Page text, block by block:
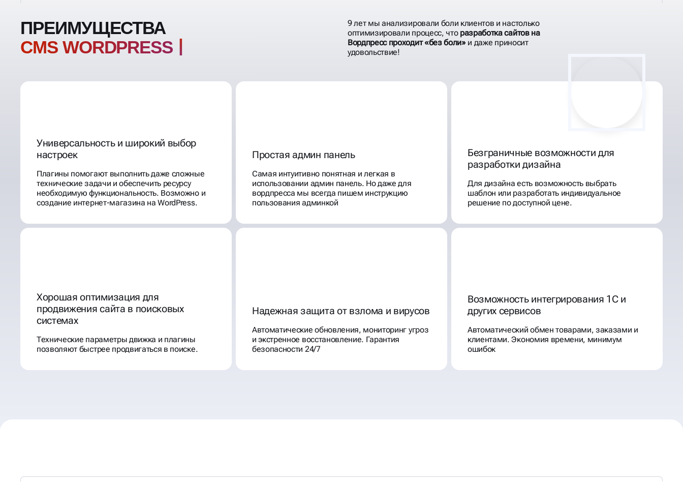
ПРЕИМУЩЕСТВА
CMS WORDPRESS
9 лет мы анализировали боли клиентов и настолько
оптимизировали процесс, что разработка сайтов на
Вордпресс проходит «без боли»и даже приносит
удовольствие!
Универсальность и широкий выбор
настроек
Плагины помогают выполнить даже сложные
технические задачи и обеспечить ресурсу
необходимую функциональность. Возможно и
создание интернет-магазина на WordPress.
Простая админ панель
Самая интуитивно понятная и легкая в
использовании админ панель. Но даже для
вордпресса мы всегда пишем инструкцию
пользования админкой
Безграничные возможности для
разработки дизайна
Для дизайна есть возможность выбрать
шаблон или разработать индивидуальное
решение по доступной цене.
Хорошая оптимизация для
продвижения сайта в поисковых
системах
Технические параметры движка и плагины
позволяют быстрее продвигаться в поиске.
Надежная защита от взлома и вирусов
Автоматические обновления, мониторинг угроз
и экстренное восстановление. Гарантия
безопасности 24/7
Возможность интегрирования 1С и
других сервисов
Автоматический обмен товарами, заказами и
клиентами. Экономия времени, минимум
ошибок